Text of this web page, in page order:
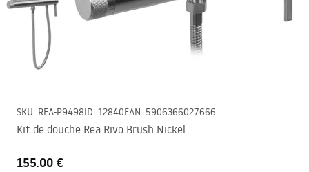
SKU: REA-P9498ID: 12840EAN: 5906366027666
Kit de douche Rea Rivo Brush Nickel
155.00 €